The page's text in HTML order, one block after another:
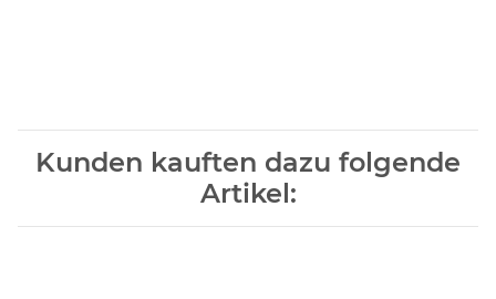
Kunden kauften dazu folgende
Artikel: